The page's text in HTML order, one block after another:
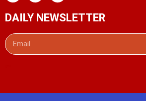
DAILY NEWSLETTER